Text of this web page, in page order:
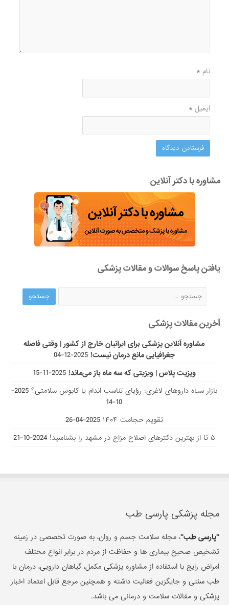
نام*
ایمیل*
مشاوره با دکتر آنلاین
یافتن پاسخ سوالات و مقالات پزشکی
آخرین مقالات پزشکی
مشاوره آنلاین پزشکی برای ایرانیان خارج از کشور | وقتی فاصله
جغرافیایی مانع درمان نیست! 2025-12-04
ویزیت پلاس | ویزیتی که سه ماه باز می‌ماند! 2025-11-15
بازار سیاه داروهای لاغری: رؤیای تناسب اندام یا کابوس سلامتی؟
2025-
10-14
تقویم حجامت ۱۴۰۴
2025-04-26
۵ تا از بهترین دکتر‌های اصلاح مزاج در مشهد را بشناسید!
2024-10-21
مجله پزشکی پارسی طب
"پارسی طب"، مجله سلامت جسم و روان، به صورت تخصصی در زمینه
تشخیص صحیح بیماری ها و حفاظت از مردم در برابر انواع مختلف
امراض رایج با استفاده از مشاوره پزشکی مکمل، گیاهان دارویی، درمان با
طب سنتی و جایگزین فعالیت داشته و همچنین مرجع قابل اعتماد اخبار
پزشکی و مقالات سلامت و درمانی می باشد.